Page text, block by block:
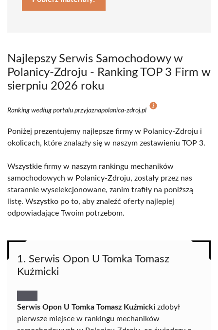
Najlepszy Serwis Samochodowy w
Polanicy-Zdroju - Ranking TOP 3 Firm w
sierpniu 2026 roku
Ranking według portalu przyjaznapolanica-zdroj.pl
Poniżej prezentujemy najlepsze firmy w Polanicy-Zdroju i
okolicach, które znalazły się w naszym zestawieniu TOP 3.
Wszystkie firmy w naszym rankingu mechaników
samochodowych w Polanicy-Zdroju, zostały przez nas
starannie wyselekcjonowane, zanim trafiły na poniższą
listę. Wszystko po to, aby znaleźć oferty najlepiej
odpowiadające Twoim potrzebom.
1. Serwis Opon U Tomka Tomasz
Kuźmicki
Serwis Opon U Tomka Tomasz Kuźmicki zdobył
pierwsze miejsce w rankingu mechaników